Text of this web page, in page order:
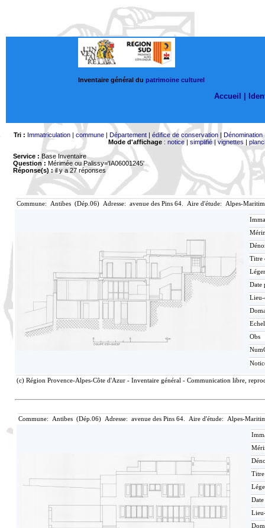
Inventaire général du patrimoine culturel
Accueil |
Tri : Immatriculation| commune| Département| édifice de conservation| Dénomination
Mode d'affichage: notice| simplifié|vignettes |
Service : Base Inventaire
Question : Mérimée ou Palissy='IA06001245'
Réponse(s) :il y a 27 réponses
Commune: Antibes (Dép.06) Adresse: avenue des Pins 64. Aire d'étude: Alpes-
Titre
Date
Obs
(c) Région Provence-Alpes-Côte d'Azur - Inventaire général - Communication libre,
Commune: Antibes (Dép.06) Adresse: avenue des Pins 64. Aire d'étude: Alpes-